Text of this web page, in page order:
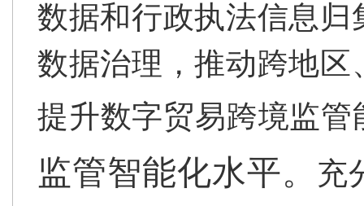
数据和行政执法信息
数据治理，推动跨地
提升数字贸易跨境监管
监管智能化水平。 充